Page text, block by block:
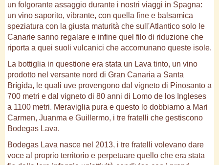
un folgorante assaggio durante i nostri viaggi in Spagna:
un vino saporito, vibrante, con quella fine e balsamica
speziatura con la giusta maturità che sull'Atlantico solo le
Canarie sanno regalare e infine quel filo di riduzione che
riporta a quei suoli vulcanici che accomunano queste isole.
La bottiglia in questione era stata un Lava tinto, un vino
prodotto nel versante nord di Gran Canaria a Santa
Brígida, le quali uve provengono dal vigneto di Pinosanto a
700 metri e dal vigneto di 80 anni di Lomo de los Ingleses
a 1100 metri. Meraviglia pura e questo lo dobbiamo a Mari
Carmen, Juanma e Guillermo, i tre fratelli che gestiscono
Bodegas Lava.
Bodegas Lava nasce nel 2013, i tre fratelli volevano dare
voce al proprio territorio e perpetuare quello che era stata